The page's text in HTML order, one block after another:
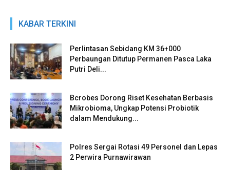
KABAR TERKINI
Perlintasan Sebidang KM 36+000
Perbaungan Ditutup Permanen Pasca Laka
Putri Deli...
Bcrobes Dorong Riset Kesehatan Berbasis
Mikrobioma, Ungkap Potensi Probiotik
dalam Mendukung...
Polres Sergai Rotasi 49 Personel dan Lepas
2 Perwira Purnawirawan